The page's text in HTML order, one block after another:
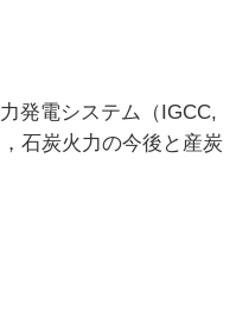
発電システム（IGCC,
石炭火力の今後と産炭